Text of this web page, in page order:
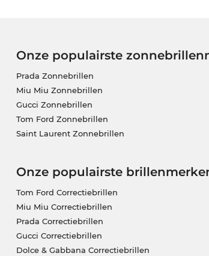
Onze populairste
Prada Zonnebrillen
Miu Miu Zonnebrillen
Gucci Zonnebrillen
Tom Ford Zonnebrillen
Saint Laurent Zonnebrillen
Onze populairste
Tom Ford Correctiebrillen
Miu Miu Correctiebrillen
Prada Correctiebrillen
Gucci Correctiebrillen
Dolce & Gabbana Correctiebrillen